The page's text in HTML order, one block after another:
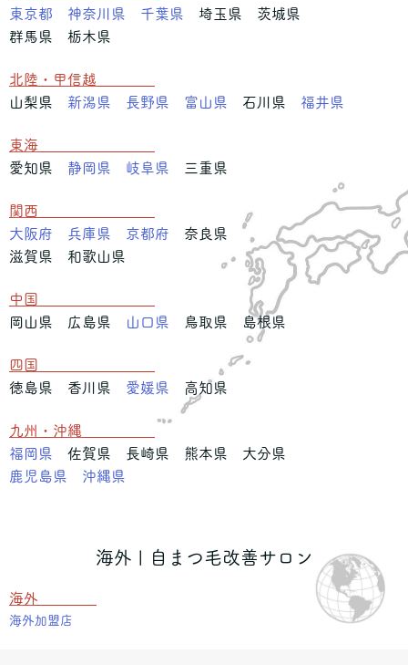
東京都
神奈川県 千葉県 埼玉県 茨城県
群馬県 栃木県
北陸・甲信越
山梨県 新潟県 長野県 富山県 石川県 福井県
東海
愛知県 静岡県 岐阜県 三重県
関西
大阪府
兵庫県 京都府 奈良県
滋賀県 和歌山県
中国
岡山県 広島県
山口県 鳥取県 島根県
四国
徳島県 香川県 愛媛県 高知県
九州・沖縄
福岡県 佐賀県 長崎県 熊本県 大分県
鹿児島県
沖縄県
海外 | 自まつ毛改善サロン
海外
海外加盟店